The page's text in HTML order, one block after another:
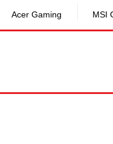
Acer Gaming MSI